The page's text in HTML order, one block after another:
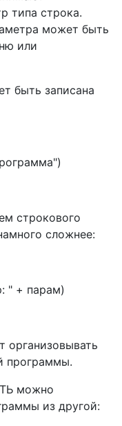
типа строка.
может быть
или
быть записана
строкового
сложнее:
" + парам)
организовывать
программы.
можно
из другой: